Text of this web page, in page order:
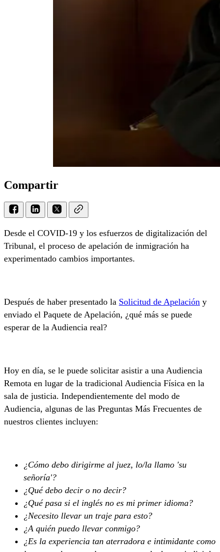
Compartir
Desde el COVID-19 y los esfuerzos de digitalización del
Tribunal, el proceso de apelación de inmigración ha
experimentado cambios importantes.
Después de haber presentado la Solicitud de Apelación y
enviado el Paquete de Apelación, ¿qué más se puede
esperar de la Audiencia real?
Hoy en día, se le puede solicitar asistir a una Audiencia
Remota en lugar de la tradicional Audiencia Física en la
sala de justicia. Independientemente del modo de
Audiencia, algunas de las Preguntas Más Frecuentes de
nuestros clientes incluyen:
¿Cómo debo dirigirme al juez, lo/la llamo 'su
señoría'?
¿Qué debo decir o no decir?
¿Qué pasa si el inglés no es mi primer idioma?
¿Necesito llevar un traje para esto?
¿A quién puedo llevar conmigo?
¿Es la experiencia tan aterradora e intimidante como